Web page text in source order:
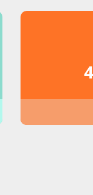
apprezzata in
entità (Tribunale di
è il caso di
protette